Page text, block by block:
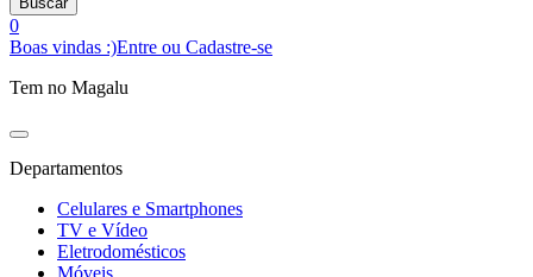
0
Boas vindas :)Entre ou Cadastre-se
Tem no Magalu
Departamentos
Celulares e Smartphones
TV e Vídeo
Eletrodomésticos
Móveis